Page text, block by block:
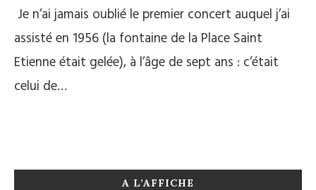
Je n’ai jamais oublié le premier concert auquel j’ai
assisté en 1956 (la fontaine de la Place Saint
Etienne était gelée), à l’âge de sept ans : c’était
celui de…
A L’AFFICHE